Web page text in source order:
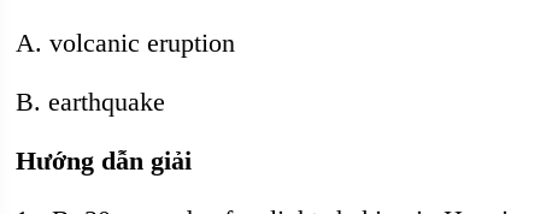
A. volcanic eruption
B. earthquake
Hướng dẫn giải